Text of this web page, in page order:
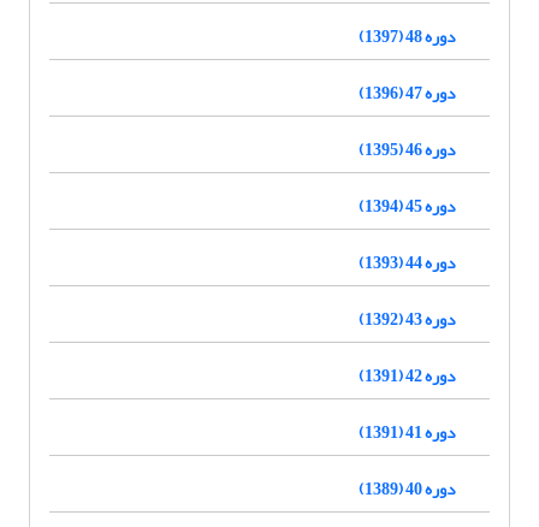
دوره 48 (1397)
دوره 47 (1396)
دوره 46 (1395)
دوره 45 (1394)
دوره 44 (1393)
دوره 43 (1392)
دوره 42 (1391)
دوره 41 (1391)
دوره 40 (1389)